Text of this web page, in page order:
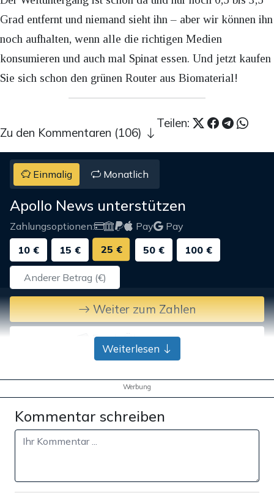
Grad entfernt und niemand sieht ihn – aber wir können ihn
noch aufhalten, wenn alle die richtigen Medien
konsumieren und auch mal Spinat essen. Und jetzt kaufen
Sie sich schon den grünen Router aus Biomaterial!
Teilen:
Zu den Kommentaren (106)
Einmalig Monatlich
Apollo News unterstützen
Zahlungsoptionen: Pay
Pay
10 €
15 € 25 € 50 € 100 €
Weiter zum Zahlen
Bank-Überweisung
Weiterlesen
Werbung
Kommentar schreiben